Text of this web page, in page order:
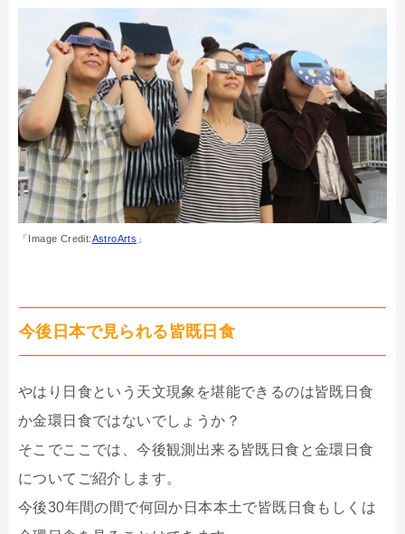
「Image Credit:AstroArts 」
今後日本で見られる皆既日食
やはり日食という天文現象を堪能できるのは皆既日食
か金環日食ではないでしょうか？
そこでここでは、今後観測出来る皆既日食と金環日食
についてご紹介します。
今後30年間の間で何回か日本本土で皆既日食もしくは